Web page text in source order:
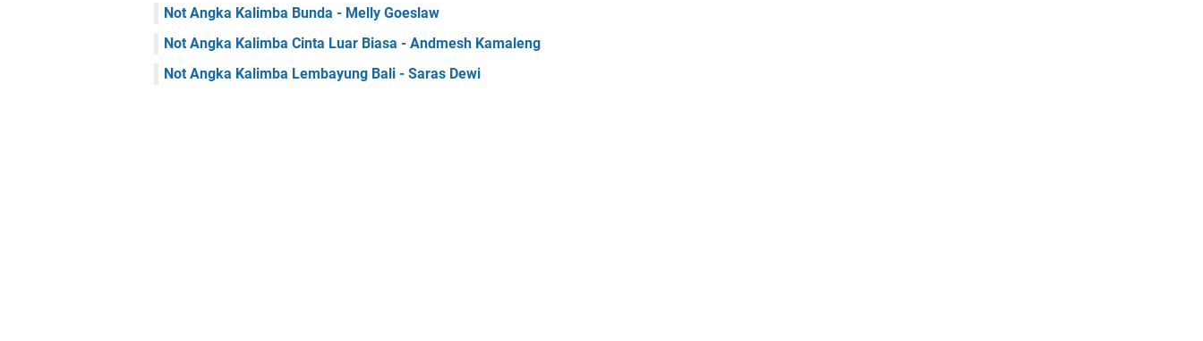
Not Angka Kalimba Bunda - Melly Goeslaw
Not Angka Kalimba Cinta Luar Biasa - Andmesh Kamaleng
Not Angka Kalimba Lembayung Bali - Saras Dewi